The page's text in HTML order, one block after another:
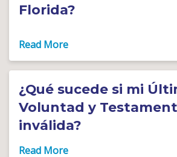
Florida?
¿Qué sucede si mi
Voluntad y
inválida?